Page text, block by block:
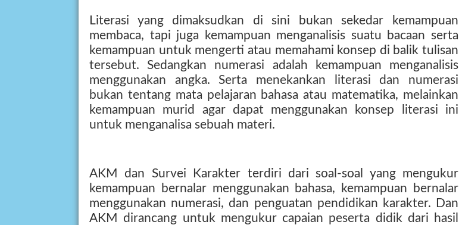
Literasi yang dimaksudkan di sini bukan sekedar kemampuan
membaca, tapi juga kemampuan menganalisis suatu bacaan serta
kemampuan untuk mengerti atau memahami konsep di balik tulisan
tersebut. Sedangkan numerasi adalah kemampuan menganalisis
menggunakan angka. Serta menekankan literasi dan numerasi
bukan tentang mata pelajaran bahasa atau matematika, melainkan
kemampuan murid agar dapat menggunakan konsep literasi ini
untuk menganalisa sebuah materi.
AKM dan Survei Karakter terdiri dari soal-soal yang mengukur
kemampuan bernalar menggunakan bahasa, kemampuan bernalar
menggunakan numerasi, dan penguatan pendidikan karakter. Dan
AKM dirancang untuk mengukur capaian peserta didik dari hasil